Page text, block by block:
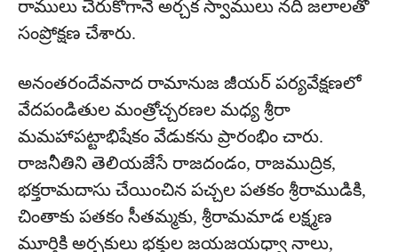
రాములు చేరుకోగానే అర్చక స్వాములు నదీ జలాలతో
సంప్రోక్షణ చేశారు.
అనంతరందేవనాద రామానుజ జీయర్ పర్యవేక్షణలో
వేదపండితుల మంత్రోచ్చరణల మధ్య శ్రీరా
మమహాపట్టాభిషేకం వేడుకను ప్రారంభిం చారు.
రాజనీతిని తెలియజేసే రాజదండం, రాజముద్రిక,
భక్తరామదాసు చేయించిన పచ్చల పతకం శ్రీరాముడికి,
చింతాకు పతకం సీతమ్మకు, శ్రీరామమాడ లక్ష్మణ
మూర్తికి అర్చకులు భక్తుల జయజయధ్వా నాలు,